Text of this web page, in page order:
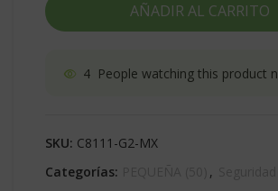
AÑADIR AL CARRITO
4 People watching this product
SKU: C8111-G2-MX
Categorías:
,